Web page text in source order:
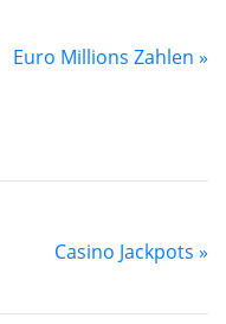
Euro Millions Zahlen »
Casino Jackpots »